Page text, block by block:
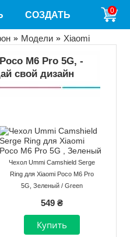
СОЗДАТЬ 0
Модели Xiaomi
M6 Pro 5G, -
свой дизайн
Чехол Ummi Camshield Serge
Ring для Xiaomi Poco M6 Pro
5G, Зеленый / Green
549 ₴